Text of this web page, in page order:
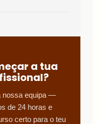
a tua
nossa equipa —
de 24 horas e
certo para o teu